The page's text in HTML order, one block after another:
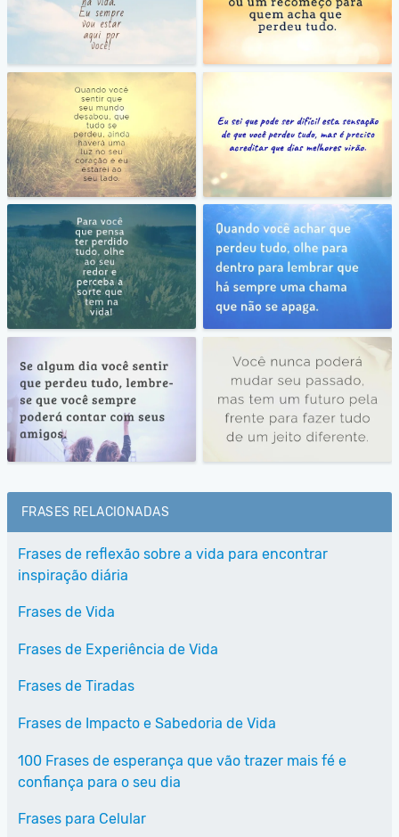
FRASES RELACIONADAS
Frases de reflexão sobre a vida para encontrar
inspiração diária
Frases de Vida
Frases de Experiência de Vida
Frases de Tiradas
Frases de Impacto e Sabedoria de Vida
100 Frases de esperança que vão trazer mais fé e
confiança para o seu dia
Frases para Celular